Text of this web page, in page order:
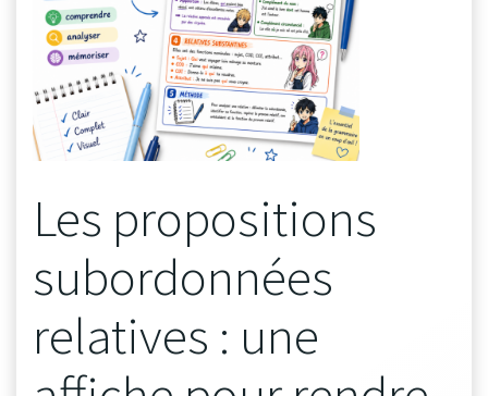
Les propositions
subordonnées
relatives : une